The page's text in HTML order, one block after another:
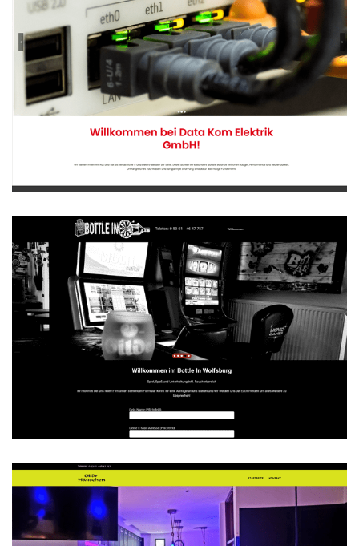
Data-Kom Wolfsburg
Bottle In Wolfsburg